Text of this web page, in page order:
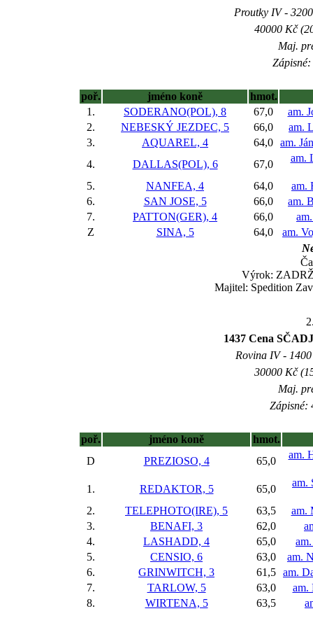
Proutky IV -
40000 Kč
Maj.
poř. jméno koně
hmot.
1.
SODERANO(POL), 8 67,0
am.
2.
NEBESKÝ JEZDEC, 5 66,0
am.
3.
AQUAREL, 4 64,0 am.
4.
DALLAS(POL), 6 67,0
am.
5. NANFEA, 4 64,0
am.
6.
SAN JOSE, 5 66,0
am.
7.
PATTON(GER), 4 66,0
Z
SINA, 5 64,0
am.
Výrok:
Majitel: Spedition
1437 Cena
Rovina IV -
30000 Kč
Maj.
Zápisné:
poř. jméno koně
hmot.
D
PREZIOSO, 4 65,0
am.
1. REDAKTOR, 5 65,0
am.
2. TELEPHOTO(IRE), 5 63,5
am.
3.
BENAFI, 3 62,0
4.
LASHADD, 4 65,0
5.
CENSIO, 6 63,0
am.
6.
GRINWITCH, 3 61,5 am.
7.
TARLOW, 5 63,0
am.
8.
WIRTENA, 5 63,5